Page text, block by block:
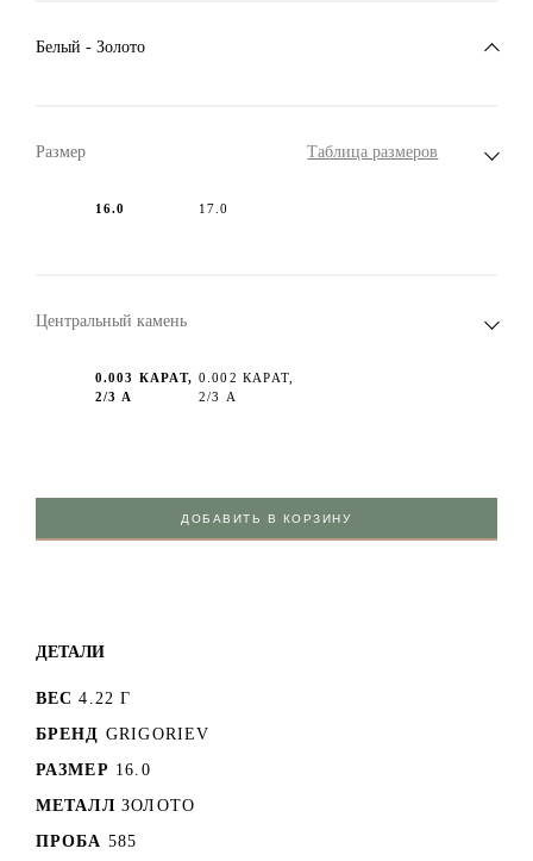
Белый - Золото
Размер Таблица размеров
16.0 17.0
Центральный камень
0.003 КАРАТ,
2/3 А
0.002 КАРАТ,
2/3 А
ДОБАВИТЬ В КОРЗИНУ
ДЕТАЛИ
ВЕС 4.22 Г
БРЕНД GRIGORIEV
РАЗМЕР 16.0
МЕТАЛЛ ЗОЛОТО
ПРОБА 585